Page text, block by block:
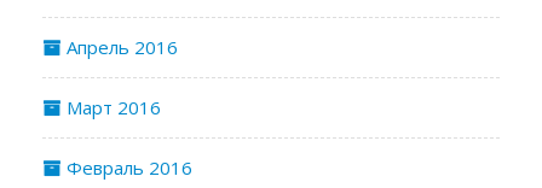
Апрель 2016
Март 2016
Февраль 2016